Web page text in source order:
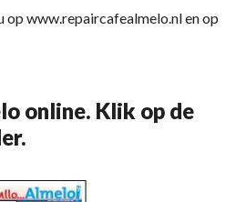
www.repaircafealmelo.nl en op
online. Klik op de